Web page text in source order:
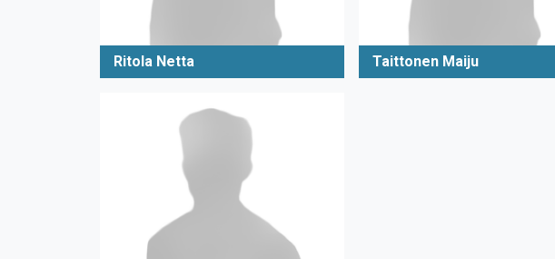
Ritola Netta Taittonen Maiju